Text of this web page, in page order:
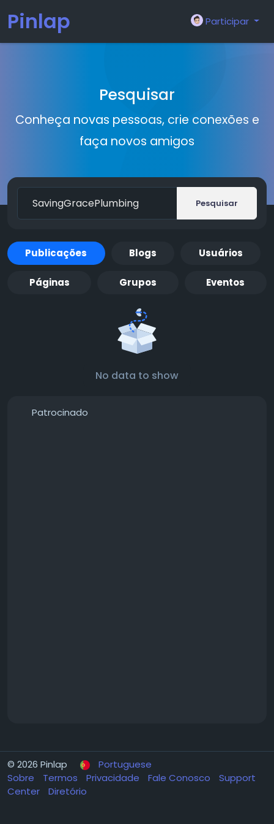
Pinlap Participar
Pesquisar
Conheça novas pessoas, crie conexões e
faça novos amigos
Pesquisar
Publicações Blogs Usuários
Páginas Grupos Eventos
No data to show
Patrocinado
© 2026 Pinlap
Portuguese
Sobre
Termos Privacidade Fale Conosco
Support
Center
Diretório